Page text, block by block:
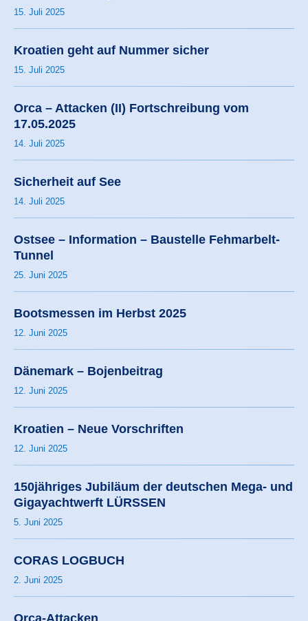
15. Juli 2025
Kroatien geht auf Nummer sicher
15. Juli 2025
Orca – Attacken (II) Fortschreibung vom
17.05.2025
14. Juli 2025
Sicherheit auf See
14. Juli 2025
Ostsee – Information – Baustelle Fehmarbelt-
Tunnel
25. Juni 2025
Bootsmessen im Herbst 2025
12. Juni 2025
Dänemark – Bojenbeitrag
12. Juni 2025
Kroatien – Neue Vorschriften
12. Juni 2025
150jähriges Jubiläum der deutschen Mega- und
Gigayachtwerft LÜRSSEN
5. Juni 2025
CORAS LOGBUCH
2. Juni 2025
Orca-Attacken